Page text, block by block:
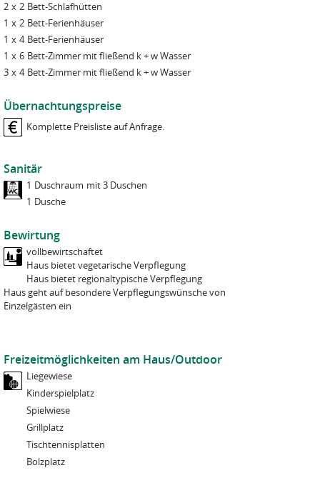
sich zur Verschwiegenheit verpflichtet haben.
Sie können jederzeit Auskunft über Ihre gespeicherten Daten
erhalten und eine Korrektur verlangen. Sie können jederzeit eine
Sperrung, ggf. eine Löschung Ihrer Daten verlangen.
Deutschlands.
Datenschutz *
genommen.
      _    ___           _     _
     | |  / _ \         | |   | |
   __| | | (_) |   ___  | |_  | |__
Code*
Bitte geben Sie den oben angezeigten ASCII-Bild-Code ein.
leiten wir Ihre Anfrage an die zuständigen Betreiber*innen des
jeweiligen Naturfreundehauses weiter. Weitere Informationen zur
Verarbeitung von Kontakt- und Anmeldeformularen finden Sie in
unsererDatenschutzerklärung Webseite
Datenschutz Kenntnisnahme*
genommen.
   ___    ______    __            _____
  / _ \  |____  |  / _|          / ____|
  \___/   /_/     |_|    \__,_| |_____/
Code*
Bitte geben Sie den oben angezeigten ASCII-Bild-Code ein.
2 x 2 Bett-Schlafhütten
1 x 2 Bett-Ferienhäuser
1 x 4 Bett-Ferienhäuser
1 x 6 Bett-Zimmer mit fließend k + w Wasser
3 x 4 Bett-Zimmer mit fließend k + w Wasser
Übernachtungspreise
Komplette Preisliste auf Anfrage.
Sanitär
1 Duschraum mit 3 Duschen
1 Dusche
Bewirtung
vollbewirtschaftet
Haus bietet vegetarische Verpflegung
Haus bietet regionaltypische Verpflegung
Haus geht auf besondere Verpflegungswünsche von
Einzelgästen ein
Freizeitmöglichkeiten am Haus/Outdoor
Liegewiese
Kinderspielplatz
Spielwiese
Grillplatz
Tischtennisplatten
Bolzplatz